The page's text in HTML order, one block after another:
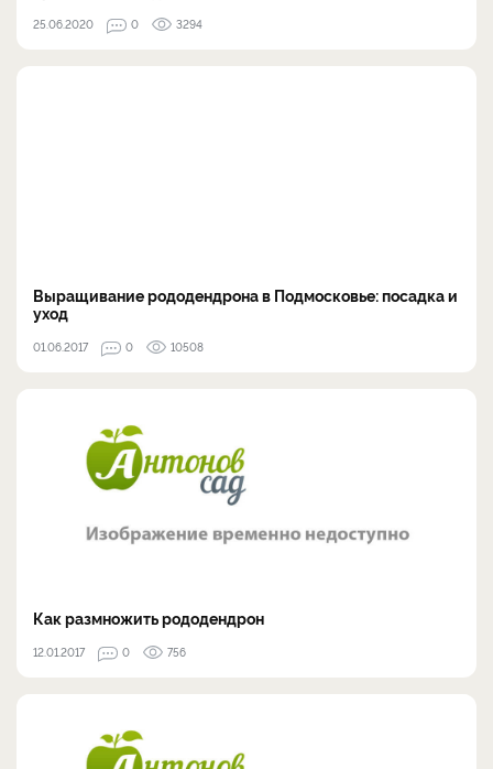
25.06.2020 0 3294
Выращивание рододендрона в Подмосковье: посадка и
уход
01.06.2017 0 10508
Как размножить рододендрон
12.01.2017 0 756